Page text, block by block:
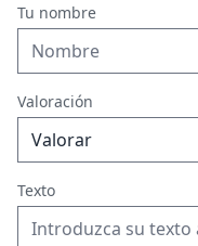
Tu nombre
Valoración
Texto